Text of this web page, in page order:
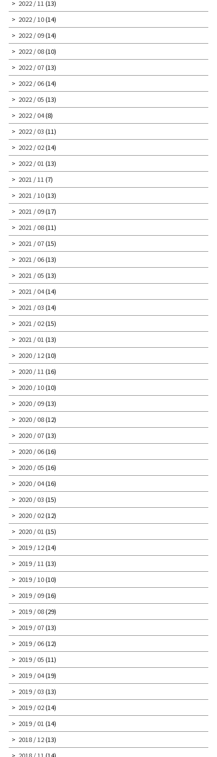
2022 / 11 (13)
2022 / 10(14)
2022 / 09(14)
2022 / 08(10)
2022 / 07(13)
2022 / 06(14)
2022 / 05 (13)
2022 / 04(8)
2022 / 03 (11)
2022 / 02(14)
2022 / 01 (13)
2021 / 11 (7)
2021 / 10(13)
2021 / 09(17)
2021 / 08(11)
2021 / 07(15)
2021 / 06(13)
2021 / 05 (13)
2021 / 04(14)
2021 / 03 (14)
2021 / 02(15)
2021 / 01 (13)
2020 / 12(10)
2020 / 11 (16)
2020 / 10(10)
2020 / 09(13)
2020 / 08(12)
2020 / 07(13)
2020 / 06(16)
2020 / 05 (16)
2020 / 04(16)
2020 / 03 (15)
2020 / 02(12)
2020 / 01 (15)
2019 / 12(14)
2019 / 11 (13)
2019 / 10(10)
2019 / 09(16)
2019 / 08(29)
2019 / 07(13)
2019 / 06(12)
2019 / 05 (11)
2019 / 04(19)
2019 / 03 (13)
2019 / 02(14)
2019 / 01 (14)
2018 / 12(13)